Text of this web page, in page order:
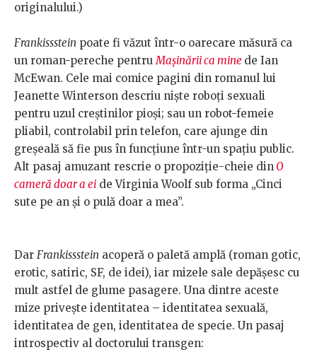
originalului.)
Frankissstein poate fi văzut într-o oarecare măsură ca
un roman-pereche pentruMașinării ca mine de Ian
McEwan. Cele mai comice pagini din romanul lui
Jeanette Winterson descriu niște roboți sexuali
pentru uzul creștinilor pioși; sau un robot-femeie
pliabil, controlabil prin telefon, care ajunge din
greșeală să fie pus în funcțiune într-un spațiu public.
Alt pasaj amuzant rescrie o propoziție-cheie din O
cameră doar a ei de Virginia Woolf sub forma „Cinci
sute pe an și o pulă doar a mea”.
Dar Frankissstein acoperă o paletă amplă (roman gotic,
erotic, satiric, SF, de idei), iar mizele sale depășesc cu
mult astfel de glume pasagere. Una dintre aceste
mize privește identitatea – identitatea sexuală,
identitatea de gen, identitatea de specie. Un pasaj
introspectiv al doctorului transgen: